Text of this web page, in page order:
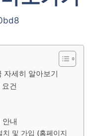
자세히 알아보기
건
내
치 및 가입 (홈페이지